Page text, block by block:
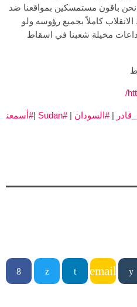
نحن باقون مستمسكين بمواقعنا ضد
كاملاً بجميع رؤوسه ولو
مخيلة شعبنا في اسقاط
|#السودان |
#Sudan
|#أسمعن
email